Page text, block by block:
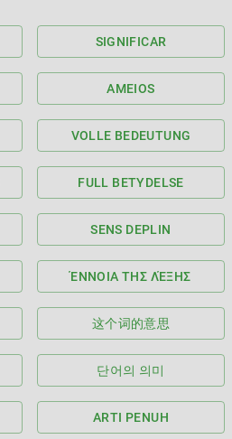
SIGNIFICAR
AMEIOS
VOLLE BEDEUTUNG
FULL BETYDELSE
SENS DEPLIN
ΈΝΝΟΙΑ ΤΗΣ ΛΈΞΗΣ
这个词的意思
단어의 의미
ARTI PENUH